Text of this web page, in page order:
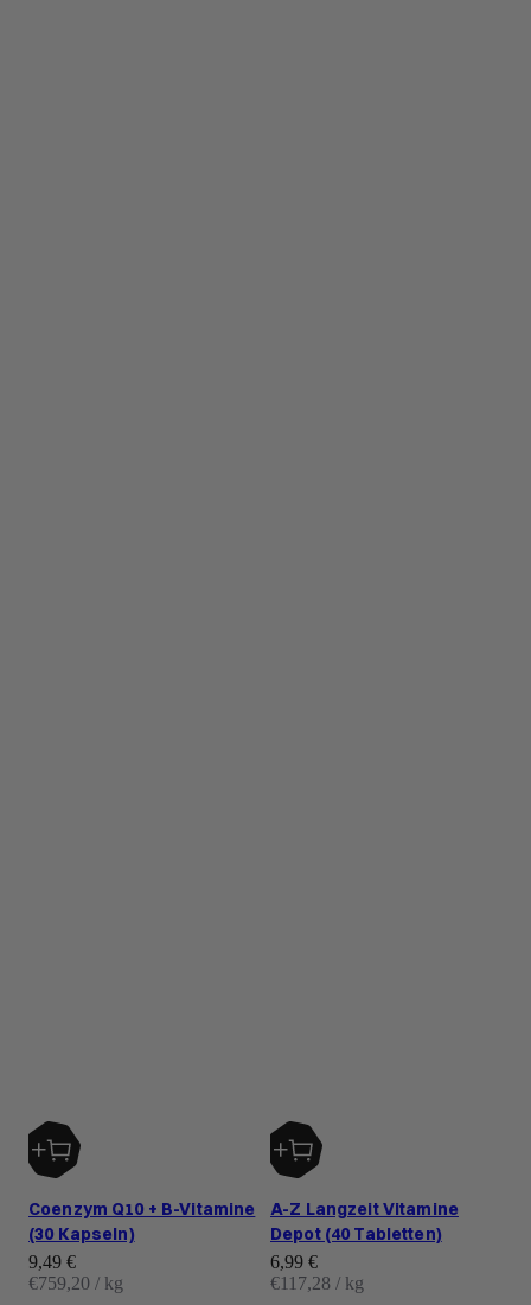
Coenzym Q10 + B-Vitamine
(30 Kapseln)
Angebot
9,49 €
€759,20 / kg
A-Z Langzeit Vitamine
Depot (40 Tabletten)
Angebot
6,99 €
€117,28 / kg